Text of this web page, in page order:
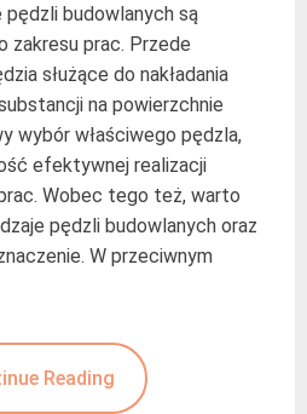
budowlanych są
zakresu prac. Przede
służące do nakładania
na powierzchnie
wybór właściwego pędzla,
efektywnej realizacji
Wobec tego też, warto
pędzli budowlanych oraz
W przeciwnym
Reading